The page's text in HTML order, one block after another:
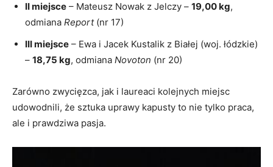
II miejsce – Mateusz Nowak z Jelczy – 19,00 kg,
odmiana Report(nr 17)
III miejsce – Ewa i Jacek Kustalik z Białej (woj. łódzkie)
– 18,75 kg, odmiana Novoton (nr 20)
Zarówno zwycięzca, jak i laureaci kolejnych miejsc
udowodnili, że sztuka uprawy kapusty to nie tylko praca,
ale i prawdziwa pasja.